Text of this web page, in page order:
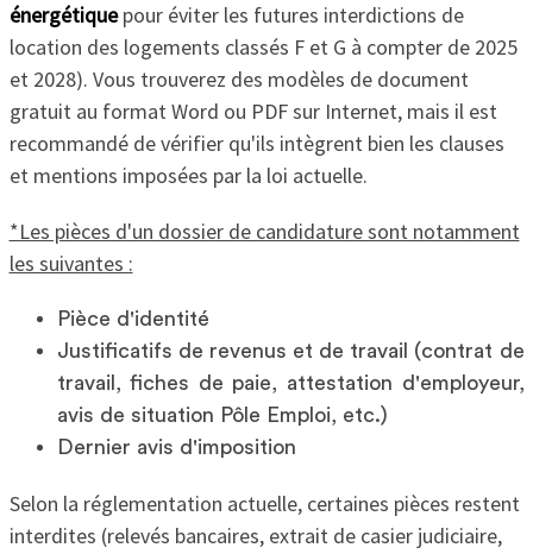
énergétiquepour éviter les futures interdictions de
location des logements classés F et G à compter de 2025
et 2028). Vous trouverez des modèles de document
gratuit au format Word ou PDF sur Internet, mais il est
recommandé de vérifier qu'ils intègrent bien les clauses
et mentions imposées par la loi actuelle.
*Les pièces d'un dossier de candidature sont notamment
les suivantes :
Pièce d'identité
Justificatifs de revenus et de travail (contrat de
travail, fiches de paie, attestation d'employeur,
avis de situation Pôle Emploi, etc.)
Dernier avis d'imposition
Selon la réglementation actuelle, certaines pièces restent
interdites (relevés bancaires, extrait de casier judiciaire,